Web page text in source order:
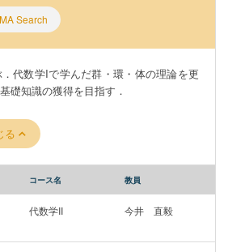
Search
代数学Iで学んだ群・環・体の理論を更
礎知識の獲得を目指す．
る
コース名 教員
代数学II 今井 直毅